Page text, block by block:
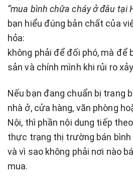
“mua bình chữa cháy ở đâu tại
bạn hiểu đúng bản chất của
hỏa:
không phải để đối phó, mà để
sản và chính mình khi rủi ro
Nếu bạn đang chuẩn bị trang
nhà ở, cửa hàng, văn phòng
Nội, thì phần nội dung tiếp
thực trạng thị trường bán bình
và vì sao không phải nơi nào
mua.